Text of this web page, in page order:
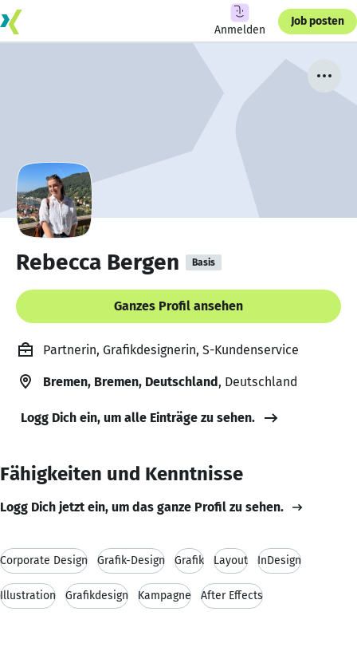
Anmelden
Job posten
Rebecca Bergen Basis
Ganzes Profil ansehen
Partnerin, Grafikdesignerin, S-Kundenservice
Bremen, Bremen, Deutschland, Deutschland
Logg Dich ein, um alle Einträge zu sehen.
Fähigkeiten und Kenntnisse
Logg Dich jetzt ein, um das ganze Profil zu sehen.
Corporate Design Grafik-Design Grafik Layout InDesign
Illustration Grafikdesign Kampagne After Effects